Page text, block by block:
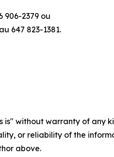
906-2379 ou
647 823-1381.
is" without warranty of
or reliability of the
above.